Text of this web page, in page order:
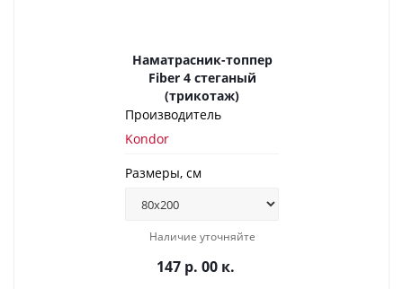
Наматрасник-топпер
Fiber 4 стеганый
(трикотаж)
Производитель
Kondor
Размеры, см
Наличие уточняйте
147 р. 00 к.